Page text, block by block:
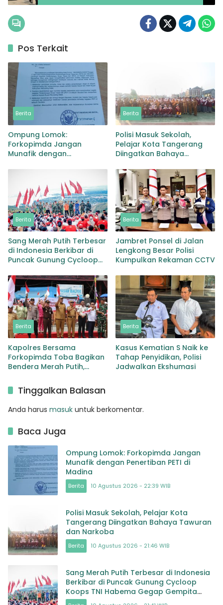
Pos Terkait
Berita
Ompung Lomok:
Forkopimda Jangan
Munafik dengan
Berita
Polisi Masuk Sekolah,
Pelajar Kota Tangerang
Diingatkan Bahaya
Berita
Sang Merah Putih Terbesar
di Indonesia Berkibar di
Puncak Gunung Cycloop
Gempita Damai Persatuan
dari Tanah Cenderawasih
Berita
Jambret Ponsel di Jalan
Lengkong Besar Polisi
Kumpulkan Rekaman CCTV
Berita
Kapolres Bersama
Forkopimda Toba Bagikan
Bendera Merah Putih,
Persatuan dan
Nasionalisme di
Masyarakat
Berita
Kasus Kematian S Naik ke
Tahap Penyidikan, Polisi
Jadwalkan Ekshumasi
Tinggalkan Balasan
Anda harus masuk untuk berkomentar.
Baca Juga
Ompung Lomok: Forkopimda Jangan
Munafik dengan Penertiban PETI di
Madina
Berita 10 Agustus 2026 - 22:39 WIB
Polisi Masuk Sekolah, Pelajar Kota
Tangerang Diingatkan Bahaya Tawuran
dan Narkoba
Berita 10 Agustus 2026 - 21:46 WIB
Sang Merah Putih Terbesar di Indonesia
Berkibar di Puncak Gunung Cycloop
Koops TNI Habema Gegap Gempita
Damai Persatuan dari Tanah